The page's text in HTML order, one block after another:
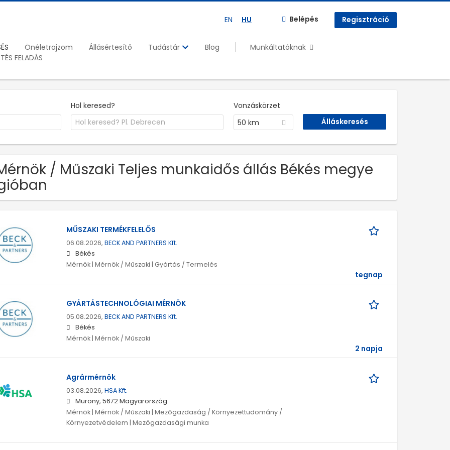
EN HU Belépés Regisztráció
Önéletrajzom Állásértesítő Tudástár Blog
Munkáltatóknak
FELADÁS
Hol keresed?
Vonzáskörzet
50 km
/ Műszaki Teljes munkaidős állás Békés megye
MŰSZAKI TERMÉKFELELŐS
06.08.2026, BECK AND PARTNERS Kft.
Békés
Mérnök | Mérnök / Műszaki | Gyártás / Termelés
tegnap
GYÁRTÁSTECHNOLÓGIAI MÉRNÖK
05.08.2026, BECK AND PARTNERS Kft.
Békés
Mérnök | Mérnök / Műszaki
2 napja
Agrármérnök
03.08.2026, HSA Kft.
Murony, 5672 Magyarország
Mérnök | Mérnök / Műszaki | Mezőgazdaság / Környezettudomány /
Környezetvédelem | Mezőgazdasági munka